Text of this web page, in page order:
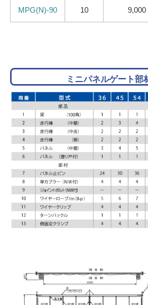
MPG(N)-90 10 9,000
ミニパネルゲート部